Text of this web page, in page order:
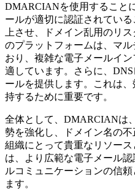
DMARCIANを使用すること
ールが適切に認証されてい
上させ、ドメイン乱用のリ
のプラットフォームは、マ
おり、複雑な電子メールイ
適しています。さらに、
ールを提供します。これは
持するために重要です。
全体として、DMARCIANは
勢を強化し、ドメイン名の
組織にとって貴重なリソー
は、より広範な電子メール
ルコミュニケーションの信
ます。